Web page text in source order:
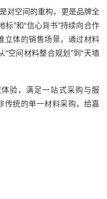
对空间的重构，更是品牌全
标”和“信心背书”持续向合作
立体的销售场景，通过材料
空间材料整合规划”到“天墙
验，满足一站式采购与服
传统的单一材料采购，给嘉